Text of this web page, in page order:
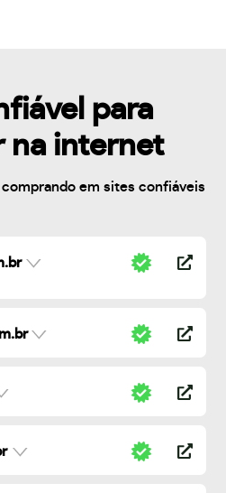
para
na internet
em sites confiáveis